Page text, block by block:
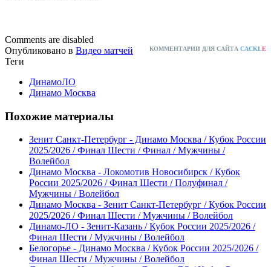
Comments are disabled
КОММЕНТАРИИ ДЛЯ САЙТА CACKLE
Опубликовано в Видео матчей
Теги
ДинамоЛО
Динамо Москва
Похожие материалы
Зенит Санкт-Петербург - Динамо Москва / Кубок России
2025/2026 / Финал Шести / Финал / Мужчины /
Волейбол
Динамо Москва - Локомотив Новосибирск / Кубок
России 2025/2026 / Финал Шести / Полуфинал /
Мужчины / Волейбол
Динамо Москва - Зенит Санкт-Петербург / Кубок России
2025/2026 / Финал Шести / Мужчины / Волейбол
Динамо-ЛО - Зенит-Казань / Кубок России 2025/2026 /
Финал Шести / Мужчины / Волейбол
Белогорье - Динамо Москва / Кубок России 2025/2026 /
Финал Шести / Мужчины / Волейбол